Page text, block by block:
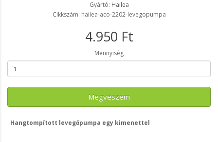
Gyártó: Hailea
Cikkszám: hailea-aco-2202-levegopumpa
4.950 Ft
Mennyiség
Megveszem
Hangtompított levegőpumpa egy kimenettel